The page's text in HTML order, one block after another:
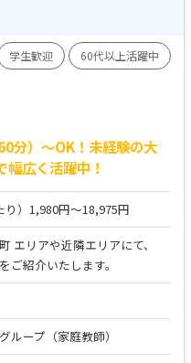
学生歓迎
60代以上活躍中
分）～OK！未経験の大
広く活躍中！
）1,980円～18,975円
エリアや近隣エリアにて、
ご紹介いたします。
ループ（家庭教師）